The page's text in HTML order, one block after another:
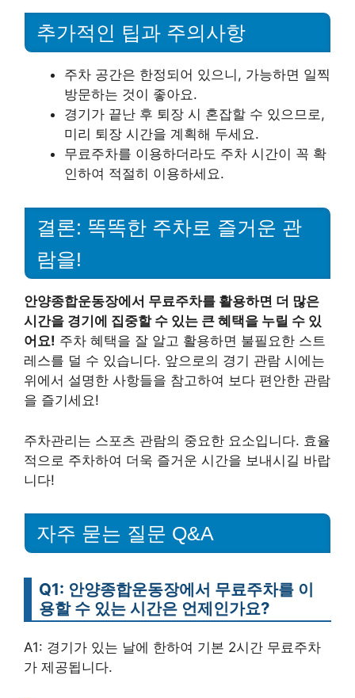
추가적인 팁과 주의사항
주차 공간은 한정되어 있으니, 가능하면 일찍
방문하는 것이 좋아요.
경기가 끝난 후 퇴장 시 혼잡할 수 있으므로,
미리 퇴장 시간을 계획해 두세요.
무료주차를 이용하더라도 주차 시간이 꼭 확
인하여 적절히 이용하세요.
결론: 똑똑한 주차로 즐거운 관
람을!
안양종합운동장에서 무료주차를 활용하면 더 많은
시간을 경기에 집중할 수 있는 큰 혜택을 누릴 수 있
어요! 주차 혜택을 잘 알고 활용하면 불필요한 스트
레스를 덜 수 있습니다. 앞으로의 경기 관람 시에는
위에서 설명한 사항들을 참고하여 보다 편안한 관람
을 즐기세요!
주차관리는 스포츠 관람의 중요한 요소입니다. 효율
적으로 주차하여 더욱 즐거운 시간을 보내시길 바랍
니다!
자주 묻는 질문 Q&A
Q1: 안양종합운동장에서 무료주차를 이
용할 수 있는 시간은 언제인가요?
A1: 경기가 있는 날에 한하여 기본 2시간 무료주차
가 제공됩니다.